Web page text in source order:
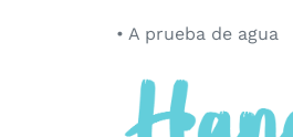
• A prueba de agua